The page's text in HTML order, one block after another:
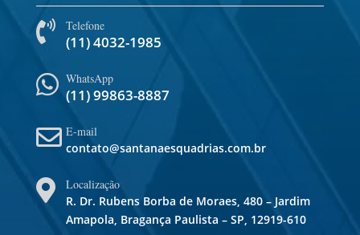
 Telefone
(11) 4032-1985
 WhatsApp
(11) 99863-8887
 E-mail
contato@santanaesquadrias.com.br

Localização
R. Dr. Rubens Borba de Moraes, 480 – Jardim
Amapola, Bragança Paulista – SP, 12919-610